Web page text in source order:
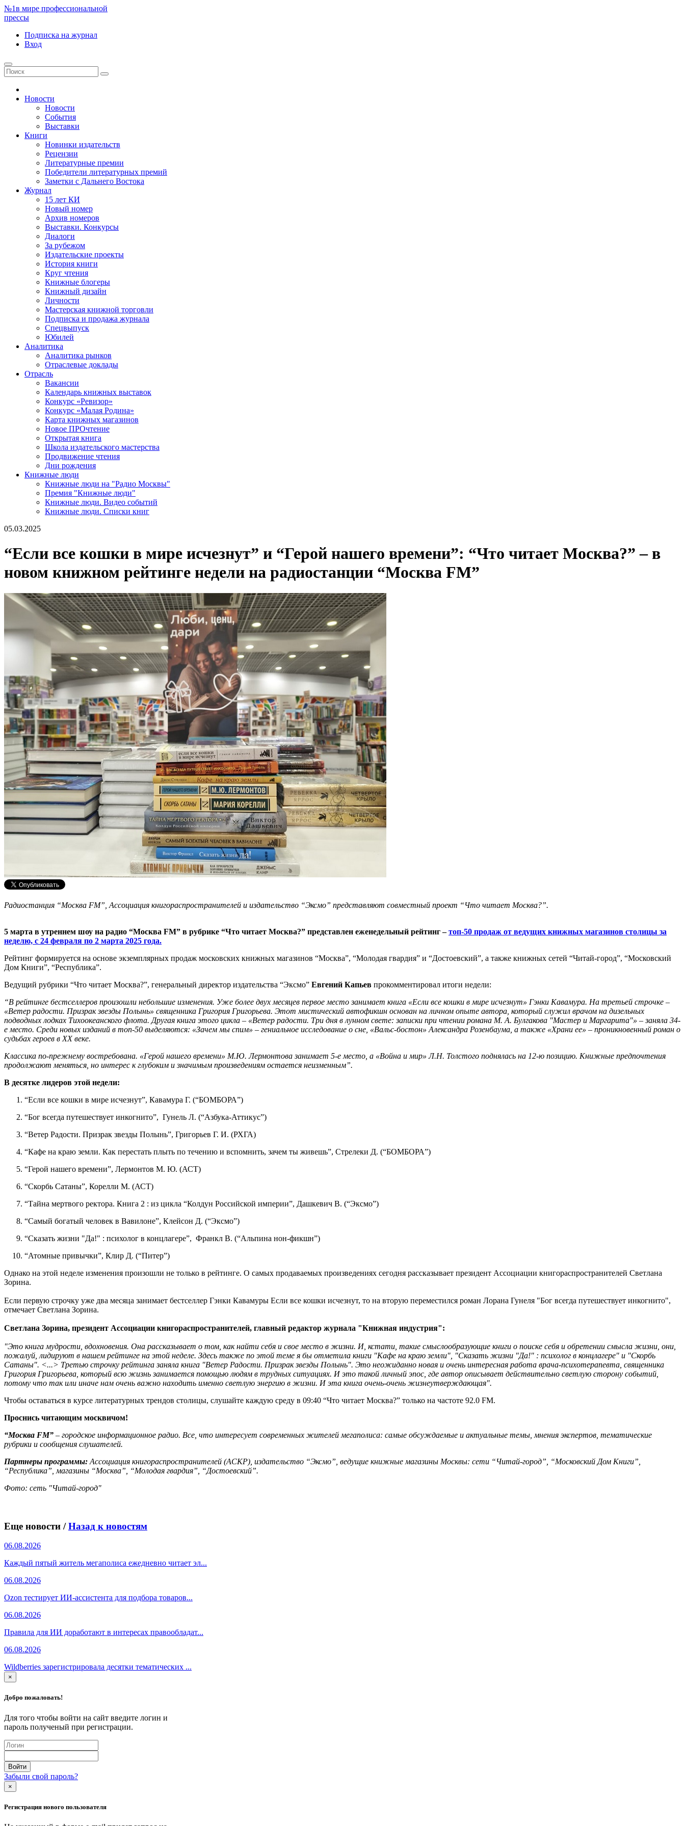
№1в мире профессиональной
прессы
Подписка на журнал
Вход
Новости
Новости
События
Выставки
Книги
Новинки издательств
Рецензии
Литературные премии
Победители литературных премий
Заметки с Дальнего Востока
Журнал
15 лет КИ
Новый номер
Архив номеров
Выставки. Конкурсы
Диалоги
За рубежом
Издательские проекты
История книги
Круг чтения
Книжные блогеры
Книжный дизайн
Личности
Мастерская книжной торговли
Подписка и продажа журнала
Спецвыпуск
Юбилей
Аналитика
Аналитика рынков
Отраслевые доклады
Отрасль
Вакансии
Календарь книжных выставок
Конкурс «Ревизор»
Конкурс «Малая Родина»
Карта книжных магазинов
Новое ПРОчтение
Открытая книга
Школа издательского мастерства
Продвижение чтения
Дни рождения
Книжные люди
Книжные люди на "Радио Москвы"
Премия "Книжные люди"
Книжные люди. Видео событий
Книжные люди. Списки книг
05.03.2025
“Если все кошки в мире исчезнут” и “Герой нашего времени”: “Что читает Москва?” – в
новом книжном рейтинге недели на радиостанции “Москва FM”
Радиостанция “Москва FM”, Ассоциация книгораспространителей и издательство “Эксмо” представляют совместный проект “Что читает Москва?”.
5 марта в утреннем шоу на радио “Москва FM” в рубрике “Что читает Москва?” представлен еженедельный рейтинг –топ-50 продаж от ведущих книжных магазинов столицы за
неделю, с 24 февраля по 2 марта 2025 года.
Рейтинг формируется на основе экземплярных продаж московских книжных магазинов “Москва”, “Молодая гвардия” и “Достоевский”, а также книжных сетей “Читай-город”, “Московский
Дом Книги”, “Республика”.
Ведущий рубрики “Что читает Москва?”, генеральный директор издательства “Эксмо” Евгений Капьев прокомментировал итоги недели:
“В рейтинге бестселлеров произошли небольшие изменения. Уже более двух месяцев первое место занимает книга «Если все кошки в мире исчезнут» Гэнки Кавамура. На третьей строчке –
«Ветер радости. Призрак звезды Полынь» священника Григория Григорьева. Этот мистический автофикшн основан на личном опыте автора, который служил врачом на дизельных
подводных лодках Тихоокеанского флота. Другая книга этого цикла – «Ветер радости. Три дня в лунном свете: записки при чтении романа М. А. Булгакова "Мастер и Маргарита"» – заняла 34-
е место. Среди новых изданий в топ-50 выделяются: «Зачем мы спим» – гениальное исследование о сне, «Вальс-бостон» Александра Розенбаума, а также «Храни ее» – проникновенный роман о
судьбах героев в XX веке.
Классика по-прежнему востребована. «Герой нашего времени» М.Ю. Лермонтова занимает 5-е место, а «Война и мир» Л.Н. Толстого поднялась на 12-ю позицию. Книжные предпочтения
продолжают меняться, но интерес к глубоким и значимым произведениям остается неизменным”.
В десятке лидеров этой недели:
“Если все кошки в мире исчезнут”, Кавамура Г. (“БОМБОРА”)
“Бог всегда путешествует инкогнито”, Гунель Л. (“Азбука-Аттикус”)
“Ветер Радости. Призрак звезды Полынь”, Григорьев Г. И. (РХГА)
“Кафе на краю земли. Как перестать плыть по течению и вспомнить, зачем ты живешь”, Стрелеки Д. (“БОМБОРА”)
“Герой нашего времени”, Лермонтов М. Ю. (АСТ)
“Скорбь Сатаны”, Корелли М. (АСТ)
“Тайна мертвого ректора. Книга 2 : из цикла “Колдун Российской империи”, Дашкевич В. (“Эксмо”)
“Самый богатый человек в Вавилоне”, Клейсон Д. (“Эксмо”)
“Сказать жизни "Да!" : психолог в концлагере”, Франкл В. (“Альпина нон-фикшн”)
“Атомные привычки”, Клир Д. (“Питер”)
Однако на этой неделе изменения произошли не только в рейтинге. О самых продаваемых произведениях сегодня рассказывает президент Ассоциации книгораспространителей Светлана
Зорина.
Если первую строчку уже два месяца занимает бестселлер Гэнки Кавамуры Если все кошки исчезнут, то на вторую переместился роман Лорана Гунеля "Бог всегда путешествует инкогнито",
отмечает Светлана Зорина.
Светлана Зорина, президент Ассоциации книгораспространителей, главный редактор журнала "Книжная индустрия":
"Это книга мудрости, вдохновения. Она рассказывает о том, как найти себя и свое место в жизни. И, кстати, такие смыслообразующие книги о поиске себя и обретении смысла жизни, они,
пожалуй, лидируют в нашем рейтинге на этой неделе. Здесь также по этой теме я бы отметила книги "Кафе на краю земли", "Сказать жизни "Да!" : психолог в концлагере" и "Скорбь
Сатаны". <...> Третью строчку рейтинга заняла книга "Ветер Радости. Призрак звезды Полынь". Это неожиданно новая и очень интересная работа врача-психотерапевта, священника
Григория Григорьева, который всю жизнь занимается помощью людям в трудных ситуациях. И это такой личный эпос, где автор описывает действительно светлую сторону событий,
потому что так или иначе нам очень важно находить именно светлую энергию в жизни. И эта книга очень-очень жизнеутверждающая".
Чтобы оставаться в курсе литературных трендов столицы, слушайте каждую среду в 09:40 “Что читает Москва?” только на частоте 92.0 FM.
Проснись читающим москвичом!
“Москва FM” – городское информационное радио. Все, что интересует современных жителей мегаполиса: самые обсуждаемые и актуальные темы, мнения экспертов, тематические
рубрики и сообщения слушателей.
Партнеры программы: Ассоциация книгораспространителей (АСКР), издательство “Эксмо”, ведущие книжные магазины Москвы: сети “Читай-город”, “Московский Дом Книги”,
“Республика”, магазины “Москва”, “Молодая гвардия”, “Достоевский”.
Фото: сеть "Читай-город"
Еще новости /Назад к новостям
06.08.2026
Каждый пятый житель мегаполиса ежедневно читает эл...
06.08.2026
Ozon тестирует ИИ-ассистента для подбора товаров...
06.08.2026
Правила для ИИ доработают в интересах правообладат...
06.08.2026
Wildberries зарегистрировала десятки тематических ...
×
Добро пожаловать!
Для того чтобы войти на сайт введите логин и
пароль полученый при регистрации.
Забыли свой пароль?
×
Регистрация нового пользователя